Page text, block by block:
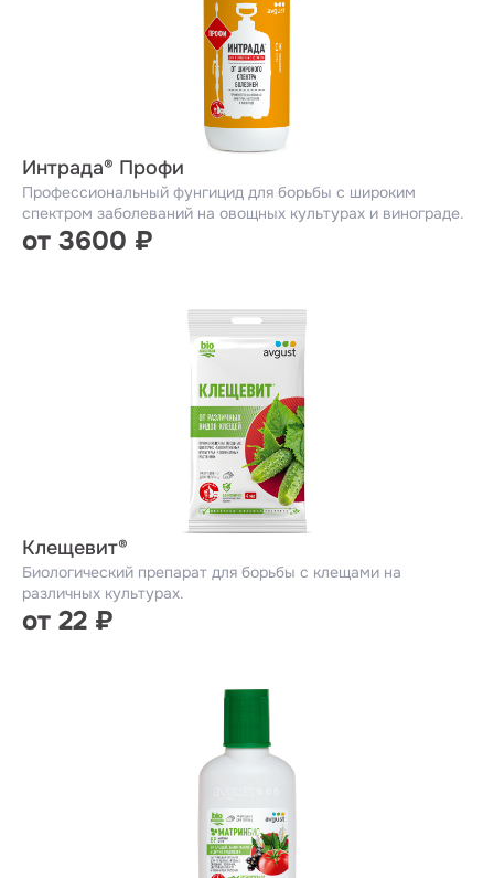
Интрада® Профи
Профессиональный фунгицид для борьбы с широким
спектром заболеваний на овощных культурах и винограде.
от 3600 ₽
Клещевит®
Биологический препарат для борьбы с клещами на
различных культурах.
от 22 ₽